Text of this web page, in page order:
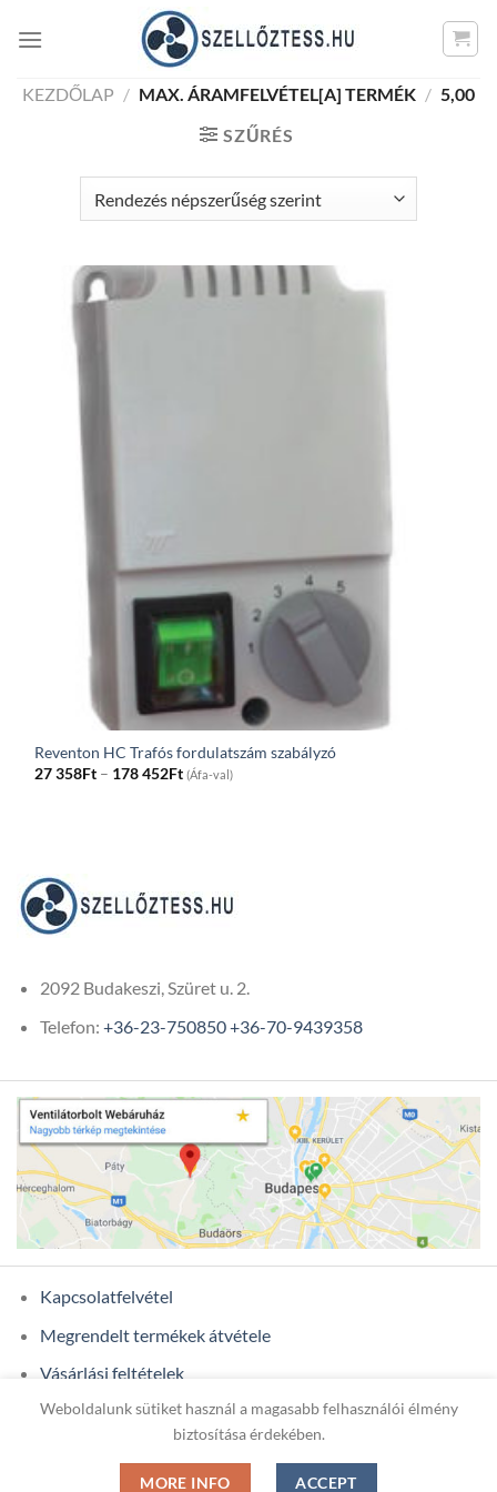
KEZDŐLAP / MAX. ÁRAMFELVÉTEL[A] TERMÉK / 5,00
SZŰRÉS
Reventon HC Trafós fordulatszám szabályzó
27 358Ft – 178 452FtPrice
range:
(Áfa-val)
2092 Budakeszi, Szüret u. 2.
Telefon: +36-23-750850+36-70-9439358
Kapcsolatfelvétel
Megrendelt termékek átvétele
Vásárlási feltételek
Ügyfél adatok
Weboldalunk sütiket használ a magasabb felhasználói élmény
biztosítása érdekében.
MORE INFO ACCEPT